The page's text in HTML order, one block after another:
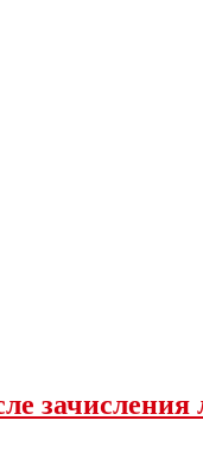
зачисления